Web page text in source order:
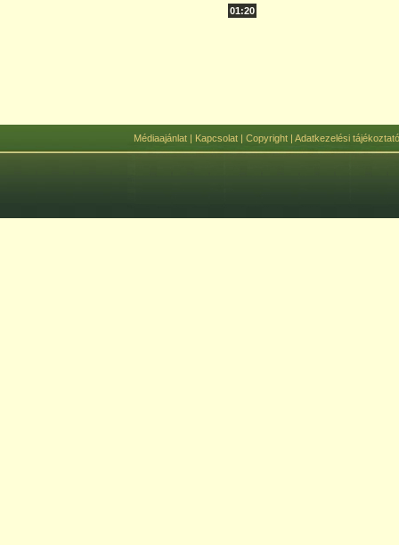
01:20
Médiaajánlat| Kapcsolat| Copyright| Adatkezelési tájékoztató